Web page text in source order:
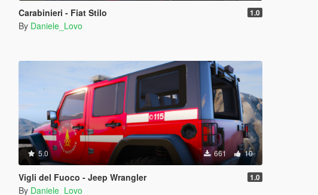
Carabinieri - Fiat Stilo 1.0
By Daniele_Lovo
5.0 661 10
Vigli del Fuoco - Jeep Wrangler 1.0
By Daniele_Lovo